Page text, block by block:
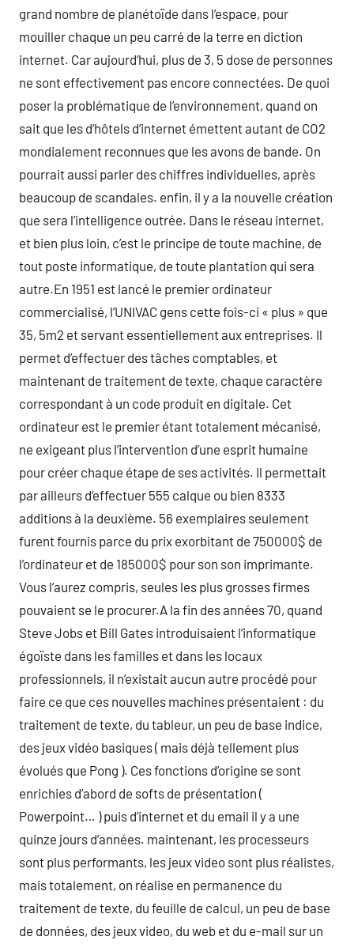
grand nombre de planétoïde dans l’espace, pour
mouiller chaque un peu carré de la terre en diction
internet. Car aujourd’hui, plus de 3, 5 dose de personnes
ne sont effectivement pas encore connectées. De quoi
poser la problématique de l’environnement, quand on
sait que les d’hôtels d’internet émettent autant de CO2
mondialement reconnues que les avons de bande. On
pourrait aussi parler des chiffres individuelles, après
beaucoup de scandales. enfin, il y a la nouvelle création
que sera l’intelligence outrée. Dans le réseau internet,
et bien plus loin, c’est le principe de toute machine, de
tout poste informatique, de toute plantation qui sera
autre.En 1951 est lancé le premier ordinateur
commercialisé, l’UNIVAC gens cette fois-ci « plus » que
35, 5m2 et servant essentiellement aux entreprises. Il
permet d’effectuer des tâches comptables, et
maintenant de traitement de texte, chaque caractère
correspondant à un code produit en digitale. Cet
ordinateur est le premier étant totalement mécanisé,
ne exigeant plus l’intervention d’une esprit humaine
pour créer chaque étape de ses activités. Il permettait
par ailleurs d’effectuer 555 calque ou bien 8333
additions à la deuxième. 56 exemplaires seulement
furent fournis parce du prix exorbitant de 750000$ de
l’ordinateur et de 185000$ pour son son imprimante.
Vous l’aurez compris, seules les plus grosses firmes
pouvaient se le procurer.A la fin des années 70, quand
Steve Jobs et Bill Gates introduisaient l’informatique
égoïste dans les familles et dans les locaux
professionnels, il n’existait aucun autre procédé pour
faire ce que ces nouvelles machines présentaient : du
traitement de texte, du tableur, un peu de base indice,
des jeux vidéo basiques ( mais déjà tellement plus
évolués que Pong ). Ces fonctions d’origine se sont
enrichies d’abord de softs de présentation (
Powerpoint… ) puis d’internet et du email il y a une
quinze jours d’années. maintenant, les processeurs
sont plus performants, les jeux video sont plus réalistes,
mais totalement, on réalise en permanence du
traitement de texte, du feuille de calcul, un peu de base
de données, des jeux video, du web et du e-mail sur un